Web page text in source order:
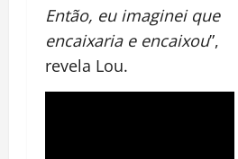
Então, eu imaginei que
encaixaria e encaixou”,
revela Lou.